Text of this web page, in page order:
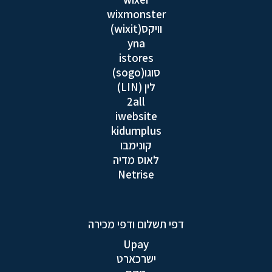
wixmonster
וויקס(wixit)
yna
istores
סוגו(sogo)
לין (LIN)
2all
iwebsite
kidumplus
קונימבו
לאוס מדיה
Netrise
דפי תשלום ודפי מכירה
Upay
ישרכארט